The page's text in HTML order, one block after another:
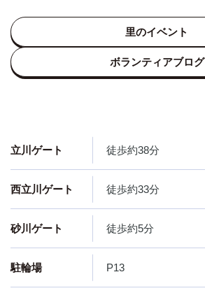
里のイベント
ボランティアブログ
立川ゲート 徒歩約38分
西立川ゲート 徒歩約33分
砂川ゲート 徒歩約5分
駐輪場 P13